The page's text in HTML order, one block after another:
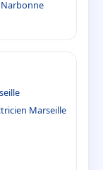
Narbonne
Marseille